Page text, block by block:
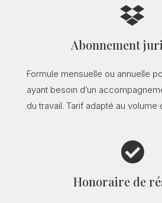

Abonnement
Formule mensuelle ou annuelle
ayant besoin d’un
du travail. Tarif adapté au volume

Honoraire de